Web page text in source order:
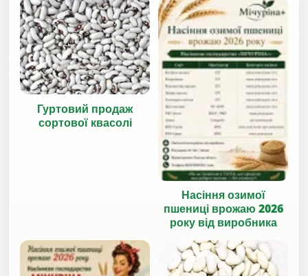
Гуртовий продаж
сортової квасолі
Насіння озимої
пшениці врожаю 2026
року від виробника